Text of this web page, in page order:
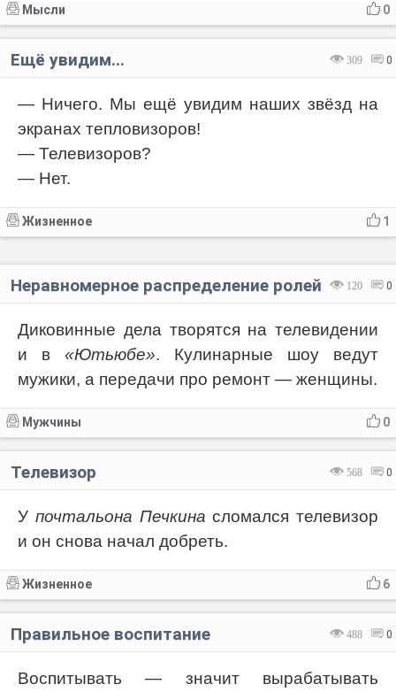
0
Мысли
309 0
Ещё увидим...
— Ничего. Мы ещё увидим наших звёзд на
экранах тепловизоров!
— Телевизоров?
— Нет.
1
Жизненное
120 0
Неравномерное распределение ролей
Диковинные дела творятся на телевидении
и в «Ютьюбе». Кулинарные шоу ведут
мужики, а передачи про ремонт — женщины.
0
Мужчины
568 0
Телевизор
У почтальона Печкина сломался телевизор
и он снова начал добреть.
6
Жизненное
488 0
Правильное воспитание
Воспитывать — значит вырабатывать